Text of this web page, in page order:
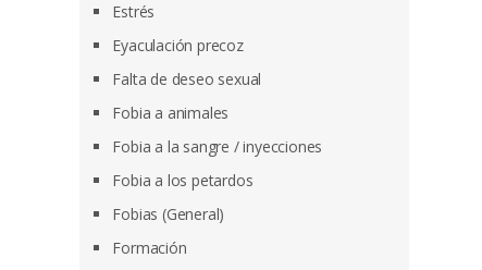
Estrés
Eyaculación precoz
Falta de deseo sexual
Fobia a animales
Fobia a la sangre / inyecciones
Fobia a los petardos
Fobias (General)
Formación